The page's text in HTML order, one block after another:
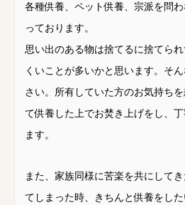
各種供養、ペット供養、宗派を問
っております。
思い出のある物は捨てるに捨てら
くいことが多いかと思います。そ
さい。所有していた方のお気持ち
て供養した上でお焚き上げをし、
ます。
また、家族同様に苦楽を共にして
てしまった時、きちんと供養をし